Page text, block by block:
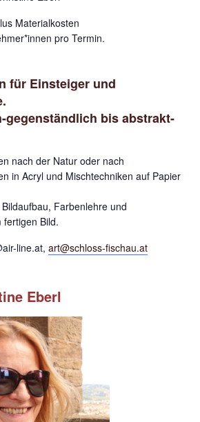
Materialkosten
pro Termin.
für Einsteiger und
bis abstrakt-
nach der Natur oder nach
in Acryl und Mischtechniken auf Papier
Farbenlehre und
fertigen Bild.
line.at, art@schloss-fischau.at
Eberl